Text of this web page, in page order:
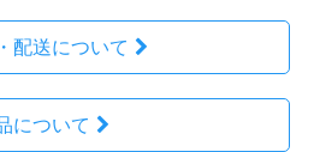
配送について
について